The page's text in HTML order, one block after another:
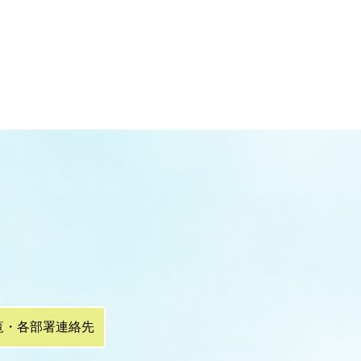
・各部署連絡先